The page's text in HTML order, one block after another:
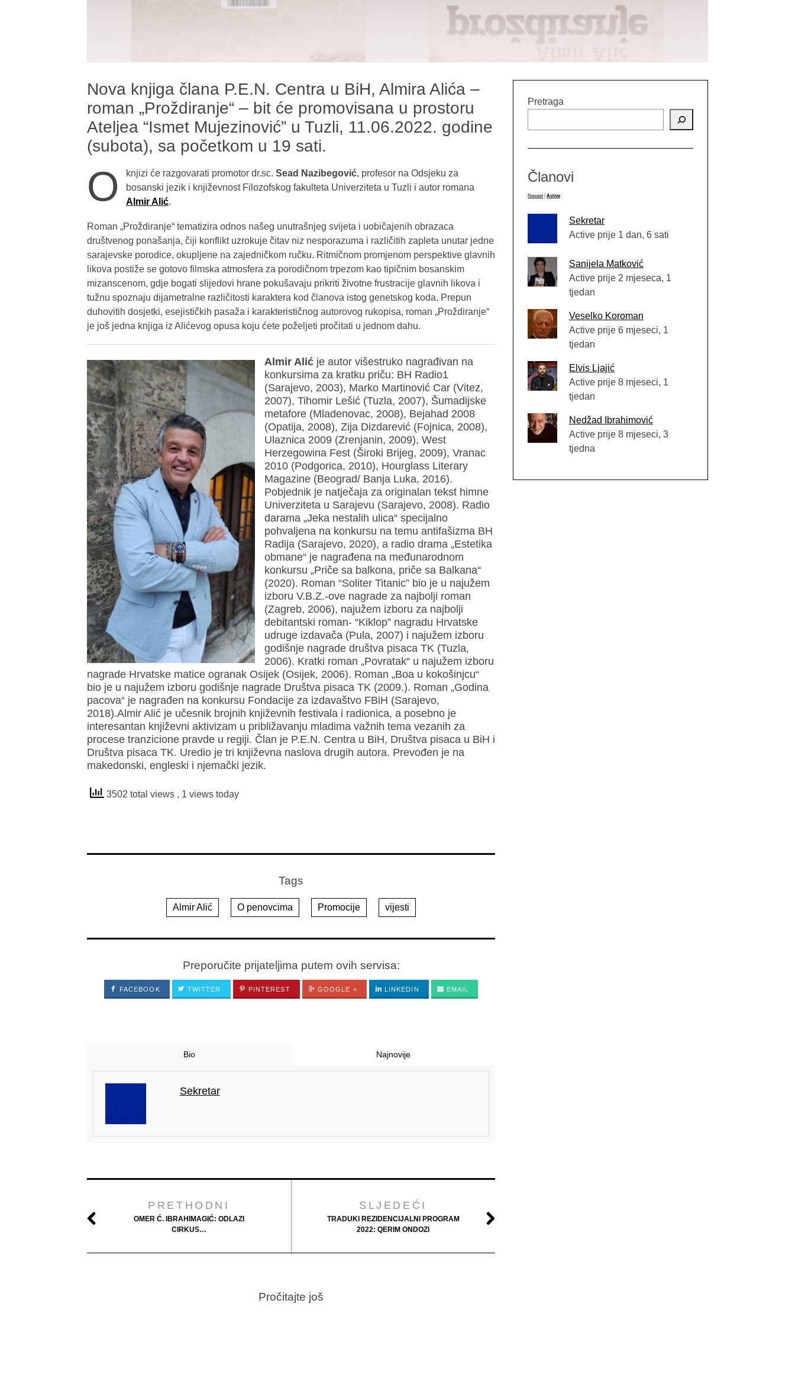
Nova knjiga člana P.E.N. Centra u BiH, Almira Alića –
roman „Proždiranje“ – bit će promovisana u prostoru
Ateljea “Ismet Mujezinović” u Tuzli, 11.06.2022. godine
(subota), sa početkom u 19 sati.
O knjizi će razgovarati promotor dr.sc. Sead Nazibegović, profesor na Odsjeku za
bosanski jezik i književnost Filozofskog fakulteta Univerziteta u Tuzli i autor romana
Almir Alić.
Roman „Proždiranje“ tematizira odnos našeg unutrašnjeg svijeta i uobičajenih obrazaca
društvenog ponašanja, čiji konflikt uzrokuje čitav niz nesporazuma i različitih zapleta unutar jedne
sarajevske porodice, okupljene na zajedničkom ručku. Ritmičnom promjenom perspektive glavnih
likova postiže se gotovo filmska atmosfera za porodičnom trpezom kao tipičnim bosanskim
mizanscenom, gdje bogati slijedovi hrane pokušavaju prikriti životne frustracije glavnih likova i
tužnu spoznaju dijametralne različitosti karaktera kod članova istog genetskog koda. Prepun
duhovitih dosjetki, esejističkih pasaža i karakterističnog autorovog rukopisa, roman „Proždiranje“
je još jedna knjiga iz Alićevog opusa koju ćete poželjeti pročitati u jednom dahu.
Almir Alić je autor višestruko nagrađivan na
konkursima za kratku priču: BH Radio1
(Sarajevo, 2003), Marko Martinović Car (Vitez,
2007), Tihomir Lešić (Tuzla, 2007), Šumadijske
metafore (Mladenovac, 2008), Bejahad 2008
(Opatija, 2008), Zija Dizdarević (Fojnica, 2008),
Ulaznica 2009 (Zrenjanin, 2009), West
Herzegowina Fest (Široki Brijeg, 2009), Vranac
2010 (Podgorica, 2010), Hourglass Literary
Magazine (Beograd/ Banja Luka, 2016).
Pobjednik je natječaja za originalan tekst himne
Univerziteta u Sarajevu (Sarajevo, 2008). Radio
darama „Jeka nestalih ulica“ specijalno
pohvaljena na konkursu na temu antifašizma BH
Radija (Sarajevo, 2020), a radio drama „Estetika
obmane“ je nagrađena na međunarodnom
konkursu „Priče sa balkona, priče sa Balkana“
(2020). Roman “Soliter Titanic” bio je u najužem
izboru V.B.Z.-ove nagrade za najbolji roman
(Zagreb, 2006), najužem izboru za najbolji
debitantski roman- “Kiklop” nagradu Hrvatske
udruge izdavača (Pula, 2007) i najužem izboru
godišnje nagrade društva pisaca TK (Tuzla,
2006). Kratki roman „Povratak“ u najužem izboru
nagrade Hrvatske matice ogranak Osijek (Osijek, 2006). Roman „Boa u kokošinjcu“
bio je u najužem izboru godišnje nagrade Društva pisaca TK (2009.). Roman „Godina
pacova“ je nagrađen na konkursu Fondacije za izdavaštvo FBiH (Sarajevo,
2018).Almir Alić je učesnik brojnih književnih festivala i radionica, a posebno je
interesantan književni aktivizam u približavanju mladima važnih tema vezanih za
procese tranzicione pravde u regiji. Član je P.E.N. Centra u BiH, Društva pisaca u BiH i
Društva pisaca TK. Uredio je tri književna naslova drugih autora. Prevođen je na
makedonski, engleski i njemački jezik.
3502 total views , 1 views today
Tags
Almir Alić O penovcima Promocije vijesti
Preporučite prijateljima putem ovih servisa:
FACEBOOK TWITTER PINTEREST GOOGLE + LINKEDIN EMAIL
Bio Najnovije
Sekretar
PRETHODNI
OMER Ć. IBRAHIMAGIĆ: ODLAZI
CIRKUS…
SLJEDEĆI
TRADUKI REZIDENCIJALNI PROGRAM
2022: QERIM ONDOZI
Pročitajte još
Pretraga
Članovi
Newest Active
Sekretar
Active prije 1 dan, 6 sati
Sanijela Matković
Active prije 2 mjeseca, 1
tjedan
Veselko Koroman
Active prije 6 mjeseci, 1
tjedan
Elvis Ljajić
Active prije 8 mjeseci, 1
tjedan
Nedžad Ibrahimović
Active prije 8 mjeseci, 3
tjedna